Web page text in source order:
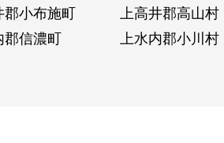
郡小布施町
上高井郡高山村
郡信濃町
上水内郡小川村